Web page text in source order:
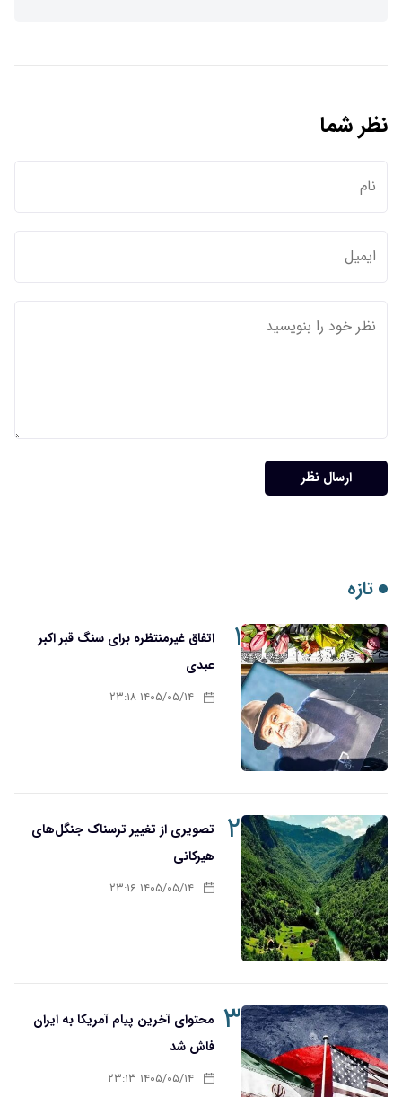
۱
اتفاق غیرمنتظره برای سنگ قبر اکبر
عبدی
۱۴۰۵/۰۵/۱۴ ۲۳:۱۸
۲
تصویری از تغییر ترسناک جنگل‌های
هیرکانی
۱۴۰۵/۰۵/۱۴ ۲۳:۱۶
۳ محتوای آخرین پیام آمریکا به ایران
فاش شد
۱۴۰۵/۰۵/۱۴ ۲۳:۱۳